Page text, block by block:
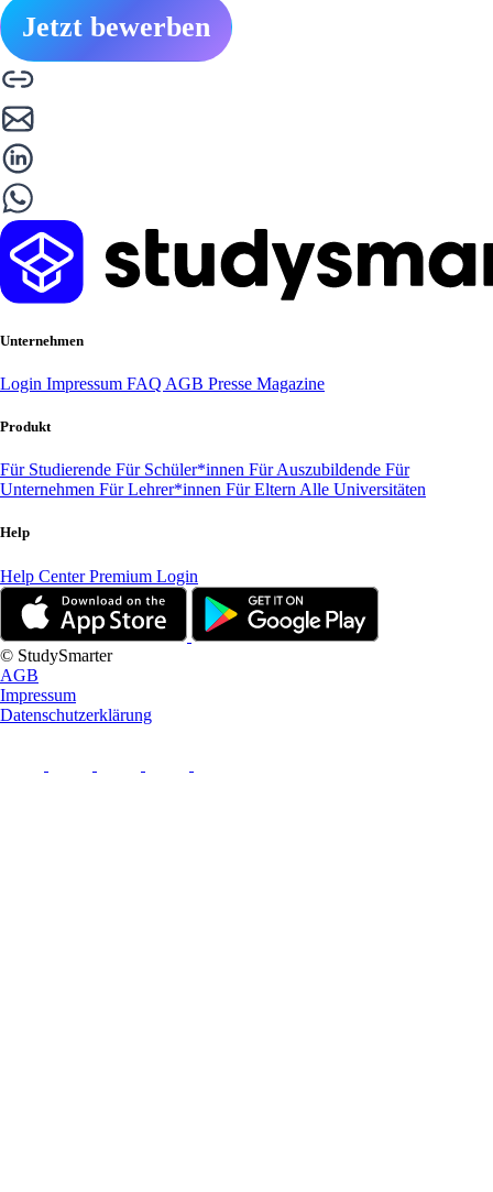
Jetzt bewerben
Unternehmen
Login Impressum FAQ AGB Presse Magazine
Produkt
Für Studierende Für Schüler*innen Für Auszubildende Für
Unternehmen Für Lehrer*innen Für Eltern Alle Universitäten
Help
Help CenterPremium Login
© StudySmarter
AGB
Impressum
Datenschutzerklärung